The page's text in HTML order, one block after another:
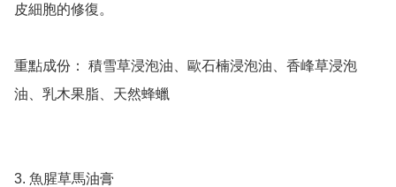
皮細胞的修復。
重點成份： 積雪草浸泡油、歐石楠浸泡油、香峰草浸泡
油、乳木果脂、天然蜂蠟
3. 魚腥草馬油膏